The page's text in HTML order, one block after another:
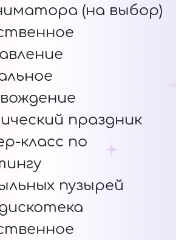
(на выбор)
праздник
класс по
пузырей